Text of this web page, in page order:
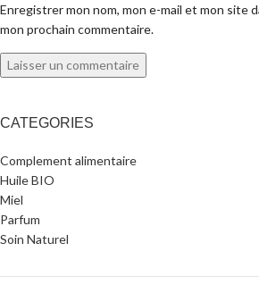
Enregistrer mon nom, mon e-mail et mon site
mon prochain commentaire.
CATEGORIES
Complement alimentaire
Huile BIO
Miel
Parfum
Soin Naturel